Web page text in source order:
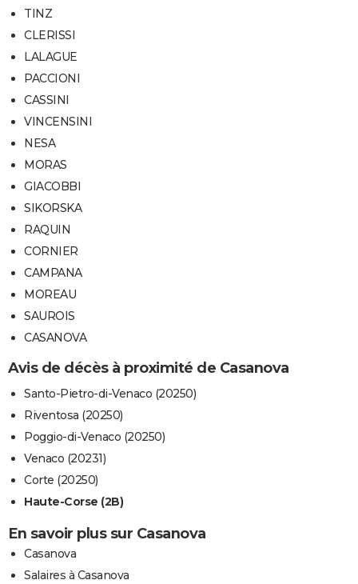
TINZ
CLERISSI
LALAGUE
PACCIONI
CASSINI
VINCENSINI
NESA
MORAS
GIACOBBI
SIKORSKA
RAQUIN
CORNIER
CAMPANA
MOREAU
SAUROIS
CASANOVA
Avis de décès à proximité de Casanova
Santo-Pietro-di-Venaco (20250)
Riventosa (20250)
Poggio-di-Venaco (20250)
Venaco (20231)
Corte (20250)
Haute-Corse (2B)
En savoir plus sur Casanova
Casanova
Salaires à Casanova